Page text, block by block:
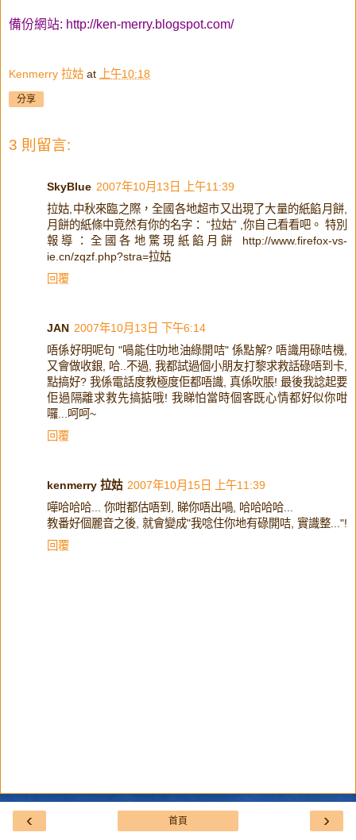
備份網站: http://ken-merry.blogspot.com/
Kenmerry 拉姑 at 上午10:18
分享
3 則留言:
SkyBlue 2007年10月13日 上午11:39
拉姑,中秋來臨之際，全國各地超市又出現了大量的紙餡月餅,
月餅的紙條中竟然有你的名字： “拉姑” ,你自己看看吧。 特別
報導：全國各地驚現紙餡月餅 http://www.firefox-vs-
ie.cn/zqzf.php?stra=拉姑
回覆
JAN 2007年10月13日 下午6:14
唔係好明呢句 "喎能住叻地油綠開咭" 係點解? 唔識用碌咭機,
又會做收銀, 哈..不過, 我都試過個小朋友打黎求救話碌唔到卡,
點搞好? 我係電話度教極度佢都唔識, 真係吹脹! 最後我諗起要
佢過隔離求救先搞掂哦! 我睇怕當時個客既心情都好似你咁
囉...呵呵~
回覆
kenmerry 拉姑 2007年10月15日 上午11:39
嘩哈哈哈... 你咁都估唔到, 睇你唔出喎, 哈哈哈哈...
教番好個麗音之後, 就會變成"我唸住你地有碌開咭, 實識整..."!
回覆
‹ ›
首頁